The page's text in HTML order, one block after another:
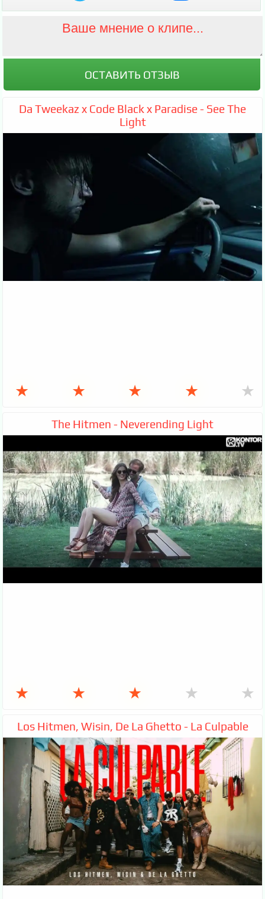
Da Tweekaz x Code Black x Paradise - See The
Light
★ ★ ★ ★ ★
The Hitmen - Neverending Light
★ ★ ★ ★ ★
Los Hitmen, Wisin, De La Ghetto - La Culpable